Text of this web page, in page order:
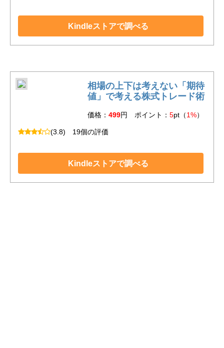
Kindleストアで調べる
相場の上下は考えない「期待
値」で考える株式トレード術
価格： 499円 ポイント： 5pt（1%）
(3.8) 19個の評価
Kindleストアで調べる